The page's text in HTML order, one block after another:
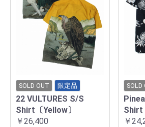
SOLD OUT 限定品
22 VULTURES S/S
Shirt〔Yellow〕
￥26,400
SOLD
Shirt
￥